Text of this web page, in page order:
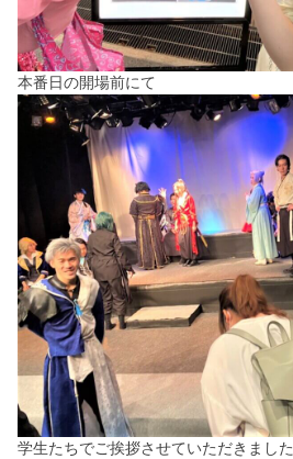
本番日の開場前にて
学生たちでご挨拶させていただきました